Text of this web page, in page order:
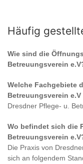
Häufig
Wie sind die
Betreuungsverein e.V
Welche Fachgebiete
Betreuungsverein e.V
Dresdner Pflege- u.
Wo befindet sich die
Betreuungsverein e.V
Die Praxis von
sich an folgendem